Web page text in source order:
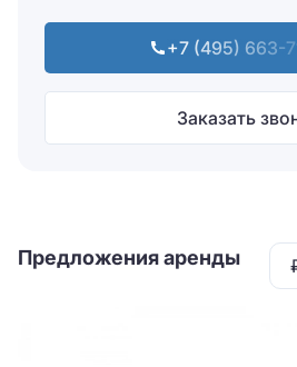
+7 (495) 663-
Заказать
Предложения аренды